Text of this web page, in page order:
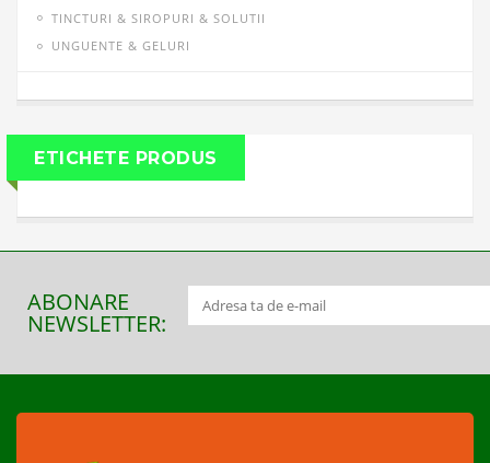
TINCTURI & SIROPURI & SOLUTII
UNGUENTE & GELURI
ETICHETE PRODUS
ABONARE
NEWSLETTER: